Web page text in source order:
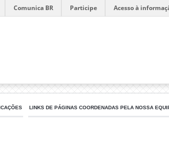
Comunica BR Participe Acesso à
LINKS DE PÁGINAS COORDENADAS PELA NOSSA